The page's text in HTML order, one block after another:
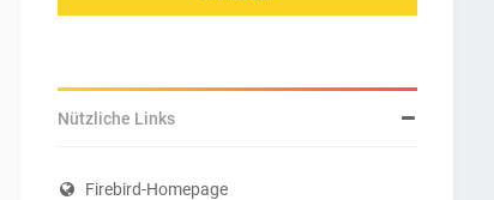
Nützliche Links
Firebird-Homepage